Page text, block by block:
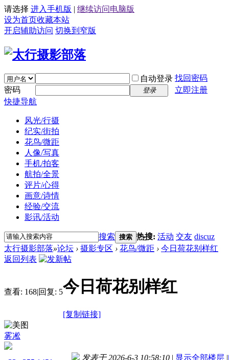
请选择 进入手机版 | 继续访问电脑版
设为首页收藏本站
开启辅助访问 切换到窄版
自动登录 找回密码
密码
登录
立即注册
快捷导航
风光/行摄
纪实/街拍
花鸟/微距
人像/写真
手机/拍客
航拍/全景
评片/心得
画意/诗情
经验/交流
影讯/活动
搜索 搜索 热搜: 活动 交友 discuz
太行摄影部落»论坛 › 摄影专区 › 花鸟/微距 › 今日荷花别样红
返回列表
查看: 168|回复: 5今日荷花别样红
[复制链接]
雾凇
发表于 2026-6-3 10:58:10 | 显示全部楼层 |